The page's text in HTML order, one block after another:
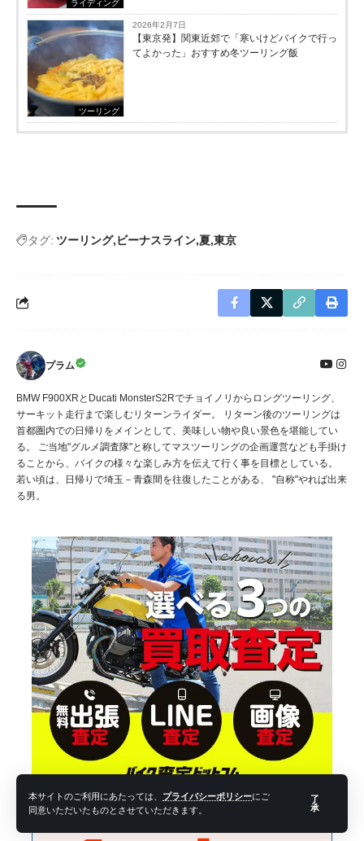
本サイトのご利用にあたっては、 プライバシーポリシーにご
同意いただいたものとさせていただきます。
了
承
ライディング
ツーリング
2026年2月7日
【東京発】関東近郊で「寒いけどバイクで行っ
てよかった」おすすめ冬ツーリング飯
タグ: ツーリング ビーナスライン 夏 東京
プラム
BMW F900XRとDucati MonsterS2Rでチョイノリからロングツーリング、
サーキット走行まで楽しむリターンライダー。 リターン後のツーリングは
首都圏内での日帰りをメインとして、美味しい物や良い景色を堪能してい
る。 ご当地"グルメ調査隊"と称してマスツーリングの企画運営なども手掛け
ることから、バイクの様々な楽しみ方を伝えて行く事を目標としている。
若い頃は、日帰りで埼玉－青森間を往復したことがある、 "自称"やれば出来
る男。